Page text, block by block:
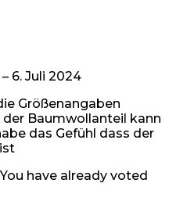
– 6. Juli 2024
Größenangaben
Baumwollanteil kann
das Gefühl dass der
You have already voted